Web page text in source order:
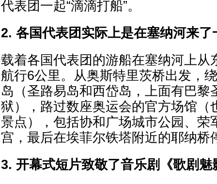
代表团一起“滴滴打船”。
2. 各国代表团实际上是在塞纳河来
载着各国代表团的游船在塞纳河上从
航行6公里。从奥斯特里茨桥出发，
岛（圣路易岛和西岱岛，上面有巴黎
狱），路过数座奥运会的官方场馆（
景点），包括协和广场城市公园、荣
宫，最后在埃菲尔铁塔附近的耶纳桥
3. 开幕式短片致敬了音乐剧《歌剧魅